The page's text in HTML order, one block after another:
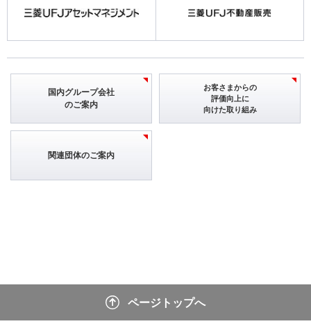
国内グループ会社
のご案内
お客さまからの
評価向上に
向けた取り組み
関連団体のご案内
ページトップへ